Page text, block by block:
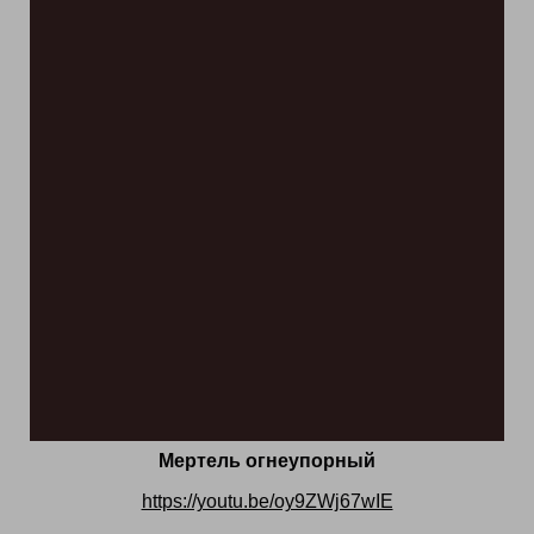
Мертель огнеупорный
https://youtu.be/oy9ZWj67wIE